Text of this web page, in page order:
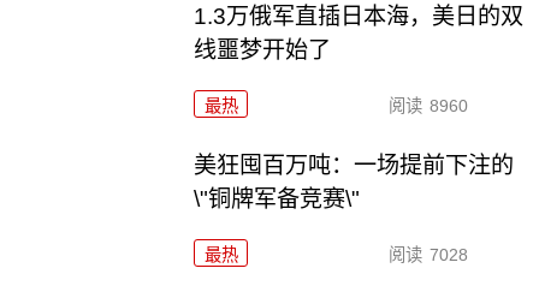
1.3万俄军直插日本海，美日的双
线噩梦开始了
最热 阅读 8960
美狂囤百万吨：一场提前下注的
\"铜牌军备竞赛\"
最热 阅读 7028